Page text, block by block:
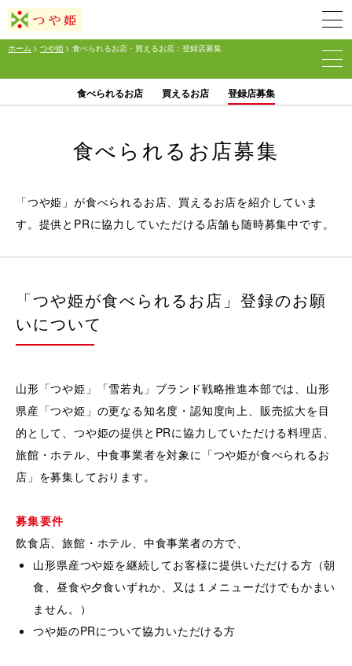
食べられるお店 買えるお店 登録店募集
ホーム > つや姫 > 食べられるお店・買えるお店：登録店募集
食べられるお店募集
「つや姫」が食べられるお店、買えるお店を紹介していま
す。提供とPRに協力していただける店舗も随時募集中です。
「つや姫が食べられるお店」登録のお願
いについて
山形「つや姫」「雪若丸」ブランド戦略推進本部では、山形
県産「つや姫」の更なる知名度・認知度向上、販売拡大を目
的として、つや姫の提供とPRに協力していただける料理店、
旅館・ホテル、中食事業者を対象に「つや姫が食べられるお
店」を募集しております。
募集要件
飲食店、旅館・ホテル、中食事業者の方で、
山形県産つや姫を継続してお客様に提供いただける方（朝
食、昼食や夕食いずれか、又は１メニューだけでもかまい
ません。）
つや姫のPRについて協力いただける方